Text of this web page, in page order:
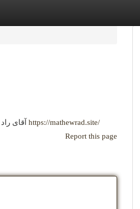
https://mathewrad.site/
Report this page